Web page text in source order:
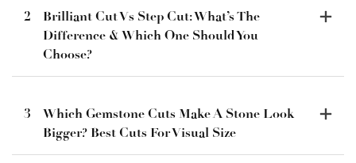
2
Brilliant Cut Vs Step Cut: What’s The
Difference & Which One Should You
Choose?
3
Which Gemstone Cuts Make A Stone Look
Bigger? Best Cuts For Visual Size